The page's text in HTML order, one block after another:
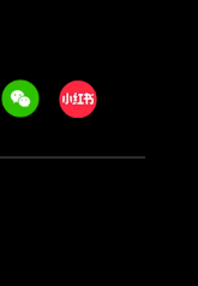
WeechatXiaohongshu/